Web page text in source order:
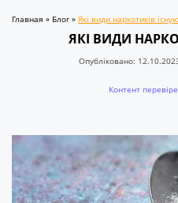
Главная » Блог » Які види наркотиків
ЯКІ ВИДИ
Опубліковано:
Контент